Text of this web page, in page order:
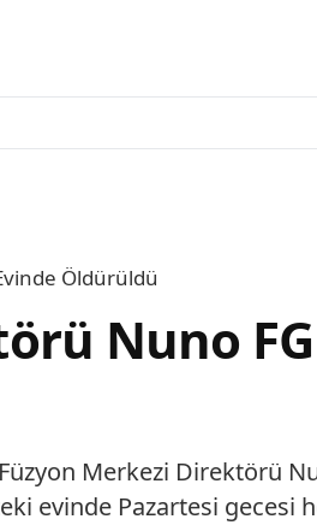
Öldürüldü
Nuno
Merkezi Direktörü
evinde Pazartesi gecesi